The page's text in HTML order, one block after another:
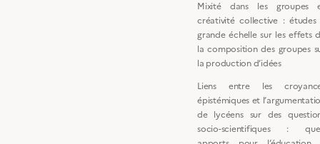
Mixité dans les groupes
créativité collective : études
grande échelle sur les effets
la composition des groupes
la production d’idées
Liens entre les
épistémiques et
de lycéens sur des
socio-scientifiques :